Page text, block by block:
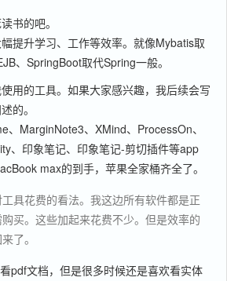
书的吧。
提升学习、工作等效率。就像Mybatis取
、SpringBoot取代Spring一般。
用的工具。如果大家感兴趣，我后续会写
的。
、MarginNote3、XMind、ProcessOn、
、印象笔记、印象笔记-剪切插件等app
max的到手，苹果全家桶齐全了。
具花费的看法。我这边所有软件都是正
买。这些加起来花费不少。但是效率的
了。
pdf文档，但是很多时候还是喜欢看实体